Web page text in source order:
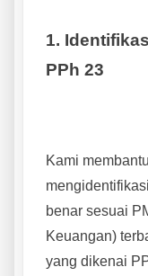
1.
PPh 23
Kami
benar sesuai
Keuangan)
yang dikenai